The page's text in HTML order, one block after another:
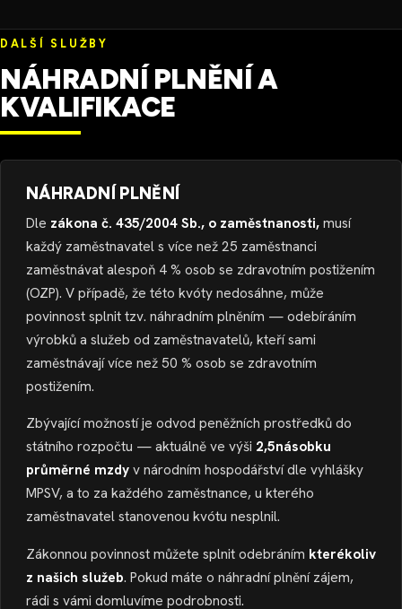
DALŠÍ SLUŽBY
NÁHRADNÍ PLNĚNÍ A
KVALIFIKACE
NÁHRADNÍ PLNĚNÍ
Dle zákona č. 435/2004 Sb., o zaměstnanosti, musí
každý zaměstnavatel s více než 25 zaměstnanci
zaměstnávat alespoň 4 % osob se zdravotním postižením
(OZP). V případě, že této kvóty nedosáhne, může
povinnost splnit tzv. náhradním plněním — odebíráním
výrobků a služeb od zaměstnavatelů, kteří sami
zaměstnávají více než 50 % osob se zdravotním
postižením.
Zbývající možností je odvod peněžních prostředků do
státního rozpočtu — aktuálně ve výši 2,5násobku
průměrné mzdy v národním hospodářství dle vyhlášky
MPSV, a to za každého zaměstnance, u kterého
zaměstnavatel stanovenou kvótu nesplnil.
Zákonnou povinnost můžete splnit odebráním kterékoliv
z našich služeb. Pokud máte o náhradní plnění zájem,
rádi s vámi domluvíme podrobnosti.